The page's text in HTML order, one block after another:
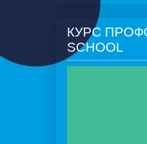
КУРС
SCHOOL